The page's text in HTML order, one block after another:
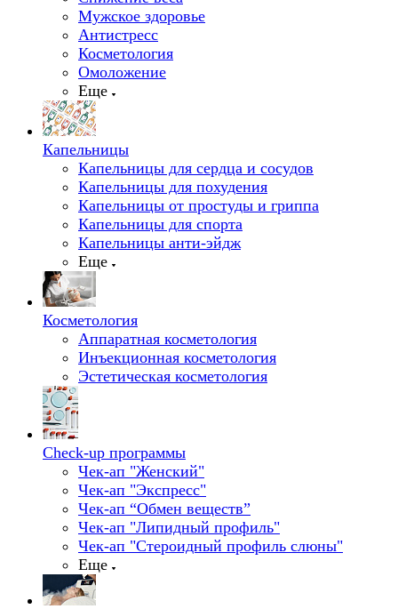
Мужское здоровье
Антистресс
Косметология
Омоложение
Еще
Капельницы
Капельницы для сердца и сосудов
Капельницы для похудения
Капельницы от простуды и гриппа
Капельницы для спорта
Капельницы анти-эйдж
Еще
Косметология
Аппаратная косметология
Инъекционная косметология
Эстетическая косметология
Check-up программы
Чек-ап "Женский"
Чек-ап "Экспресс"
Чек-ап “Обмен веществ”
Чек-ап "Липидный профиль"
Чек-ап "Стероидный профиль слюны"
Еще